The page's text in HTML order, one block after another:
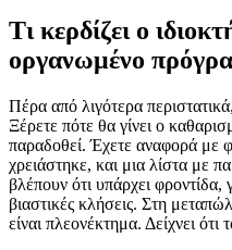
Τι κερδίζει ο
οργανωμένο
Πέρα από λιγότερα
Ξέρετε πότε θα γίνει ο
παραδοθεί. Έχετε αναφορά με
χρειάστηκε, και μια λίστα με
βλέπουν ότι υπάρχει φροντίδα,
βιαστικές κλήσεις. Στη
είναι πλεονέκτημα. Δείχνει